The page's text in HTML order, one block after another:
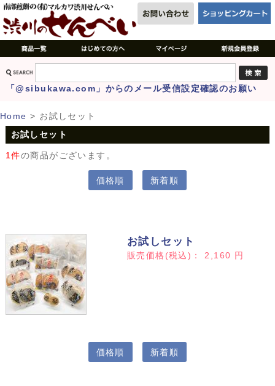
「@sibukawa.com」からのメール受信設定確認のお願い
Home > お試しセット
お試しセット
1件の商品がございます。
価格順 新着順
お試しセット
販売価格(税込)：2,160 円
価格順 新着順